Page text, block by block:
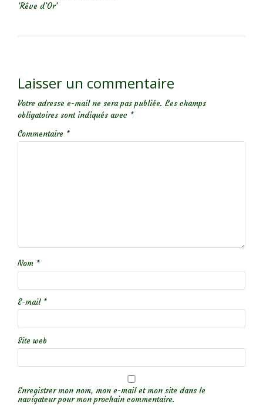
‘Rêve d’Or’
Laisser un commentaire
Votre adresse e-mail ne sera pas publiée. Les champs
obligatoires sont indiqués avec *
Commentaire *
Nom *
E-mail *
Site web
Enregistrer mon nom, mon e-mail et mon site dans le
navigateur pour mon prochain commentaire.